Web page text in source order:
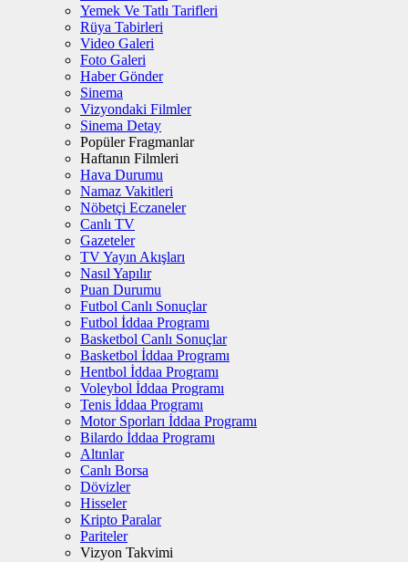
Yemek Ve Tatlı Tarifleri
Rüya Tabirleri
Video Galeri
Foto Galeri
Haber Gönder
Sinema
Vizyondaki Filmler
Sinema Detay
Popüler Fragmanlar
Haftanın Filmleri
Hava Durumu
Namaz Vakitleri
Nöbetçi Eczaneler
Canlı TV
Gazeteler
TV Yayın Akışları
Nasıl Yapılır
Puan Durumu
Futbol Canlı Sonuçlar
Futbol İddaa Programı
Basketbol Canlı Sonuçlar
Basketbol İddaa Programı
Hentbol İddaa Programı
Voleybol İddaa Programı
Tenis İddaa Programı
Motor Sporları İddaa Programı
Bilardo İddaa Programı
Altınlar
Canlı Borsa
Dövizler
Hisseler
Kripto Paralar
Pariteler
Vizyon Takvimi